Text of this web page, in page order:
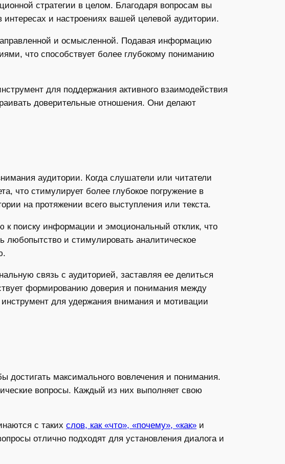
стратегии в целом. Благодаря вопросам вы
и настроениях вашей целевой аудитории.
и осмысленной. Подавая информацию
что способствует более глубокому пониманию
для поддержания активного взаимодействия
доверительные отношения. Они делают
аудитории. Когда слушатели или читатели
что стимулирует более глубокое погружение в
на протяжении всего выступления или текста.
к поиску информации и эмоциональный отклик, что
любопытство и стимулировать аналитическое
связь с аудиторией, заставляя ее делиться
формированию доверия и понимания между
для удержания внимания и мотивации
достигать максимального вовлечения и понимания.
вопросы. Каждый из них выполняет свою
с таких слов, как «что», «почему», «как» и
отлично подходят для установления диалога и